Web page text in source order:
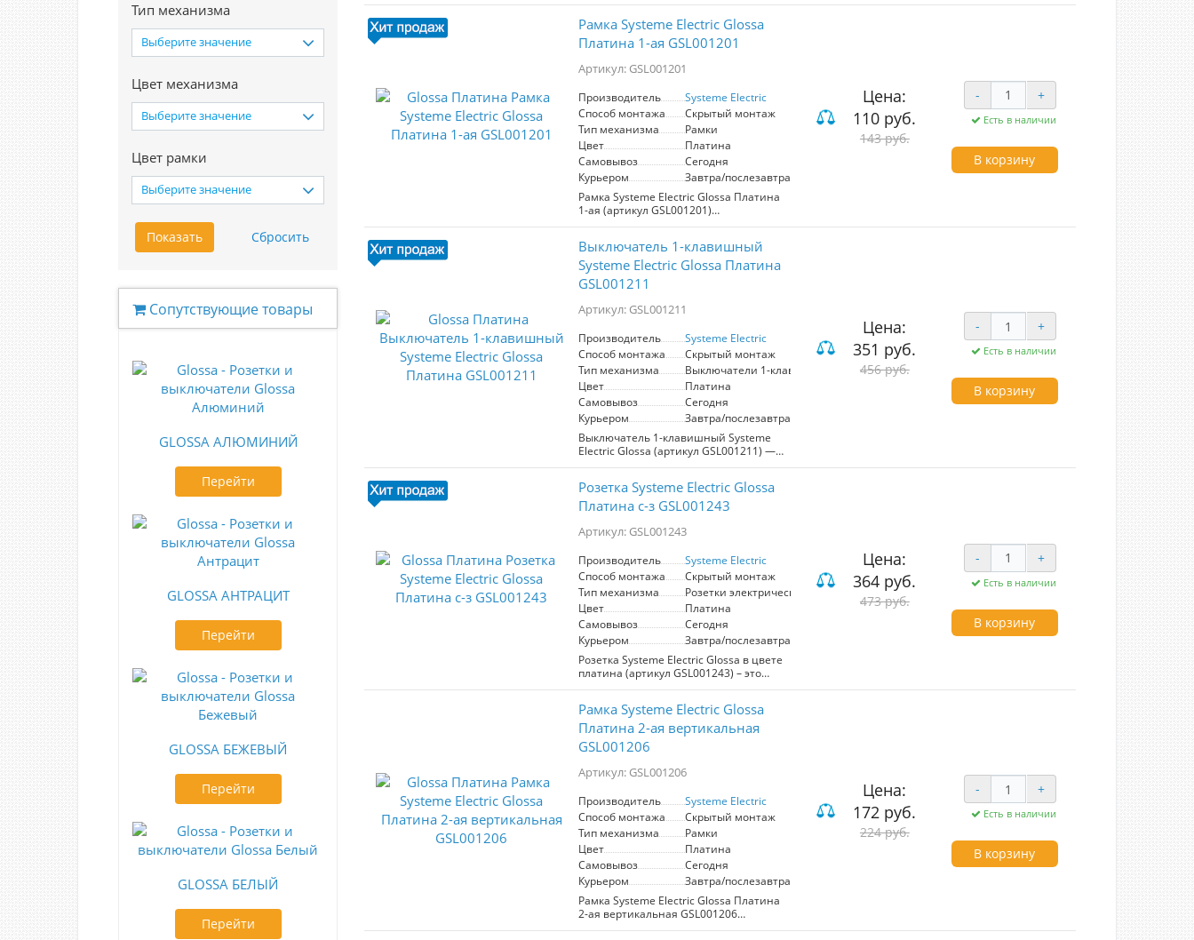
Тип механизма
Выберите значение
Цвет механизма
Выберите значение
Цвет рамки
Выберите значение
Сопутствующие товары
GLOSSA АЛЮМИНИЙ
Перейти
GLOSSA АНТРАЦИТ
Перейти
GLOSSA БЕЖЕВЫЙ
Перейти
GLOSSA БЕЛЫЙ
Перейти
Рамка Systeme Electric Glossa
Платина 1-ая GSL001201
Артикул: GSL001201
Производитель
Systeme Electric
Способ монтажа
Скрытый монтаж
Тип механизма
Рамки
Цвет
Платина
Самовывоз
Сегодня
Курьером
Завтра/послезавтра
Рамка Systeme Electric Glossa Платина
1-ая (артикул GSL001201)
предназначена для установки
Изготовлена в стильном платиновом
цвете, который легко вписывается в
любой интерьер. Преимущества:
высокая прочность, современный
дизайн и легкость монтажа. Подходит
для создания аккуратных и
решений.
Цена:
110 руб.
143 руб.
- +
Есть в наличии
В корзину
Выключатель 1-клавишный
Systeme Electric Glossa Платина
GSL001211
Артикул: GSL001211
Производитель
Systeme Electric
Способ монтажа
Скрытый монтаж
Тип механизма
Выключатели 1-клавишные
Цвет
Платина
Самовывоз
Сегодня
Курьером
Завтра/послезавтра
Выключатель 1-клавишный Systeme
Electric Glossa (артикул GSL001211) —
это надежное решение для управления
офисных условиях. Изготовленный из
высококачественного материала
прочностью и устойчивостью к УФ-
долговечную эксплуатацию без
появления дефектов и потери
эстетичного вида. Цвет платина
придает ему современный и стильный
вид, который прекрасно впишется в
любой интерьер. Устройство
рассчитано на напряжение 250 В и ток
10 А, что делает его идеальным для
большинства бытовых нужд.
Эргономичные клеммы,
расположенные в два ряда, упрощают
установку и подключение, обеспечивая
надежное соединение. Выбор
выключателя Systeme Electric Glossa —
это гарантированное качество и стиль.
Цена:
351 руб.
456 руб.
- +
Есть в наличии
В корзину
Розетка Systeme Electric Glossa
Платина с-з GSL001243
Артикул: GSL001243
Производитель
Systeme Electric
Способ монтажа
Скрытый монтаж
Тип механизма
Розетки электрические
Цвет
Платина
Самовывоз
Сегодня
Курьером
Завтра/послезавтра
Розетка Systeme Electric Glossa в цвете
платина (артикул GSL001243) – это
надежный и современный элемент
напряжение 250 В и ток 16 А.
Оснащенная заземляющим контактом,
она обеспечивает дополнительную
защиту от электрических ударов, что
особенно важно для безопасности
пользователей. Механизм выполнен из
PС+ASA, который обладает отличной
стойкостью к УФ-излучению и
царапинам, гарантируя долговечность
и сохранение эстетического вида.
Эргономичные клеммы,
расположенные в один ряд, облегчают
процесс подключения. Идеально
подходит для установки в жилых и
офисных помещениях, данная розетка
Цена:
364 руб.
473 руб.
- +
Есть в наличии
В корзину
Рамка Systeme Electric Glossa
Платина 2-ая вертикальная
GSL001206
Артикул: GSL001206
Производитель
Systeme Electric
Способ монтажа
Скрытый монтаж
Тип механизма
Рамки
Цвет
Платина
Самовывоз
Сегодня
Курьером
Завтра/послезавтра
Рамка Systeme Electric Glossa Платина
2-ая вертикальная GSL001206
предназначена для установки
Цена:
172 руб.
224 руб.
- +
Есть в наличии
В корзину